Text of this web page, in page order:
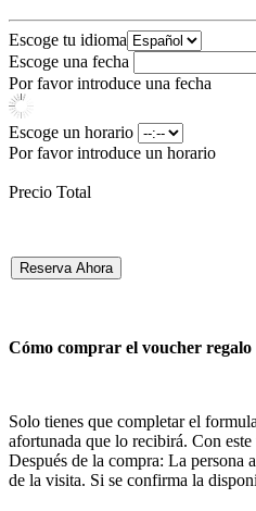
Escoge tu idioma
Escoge una fecha
Por favor introduce una fecha
Escoge un horario
Por favor introduce un horario
Precio Total
Reserva Ahora
Cómo comprar el voucher regalo
Solo tienes que completar el
afortunada que lo recibirá. Con
Después de la compra: La persona
de la visita. Si se confirma la